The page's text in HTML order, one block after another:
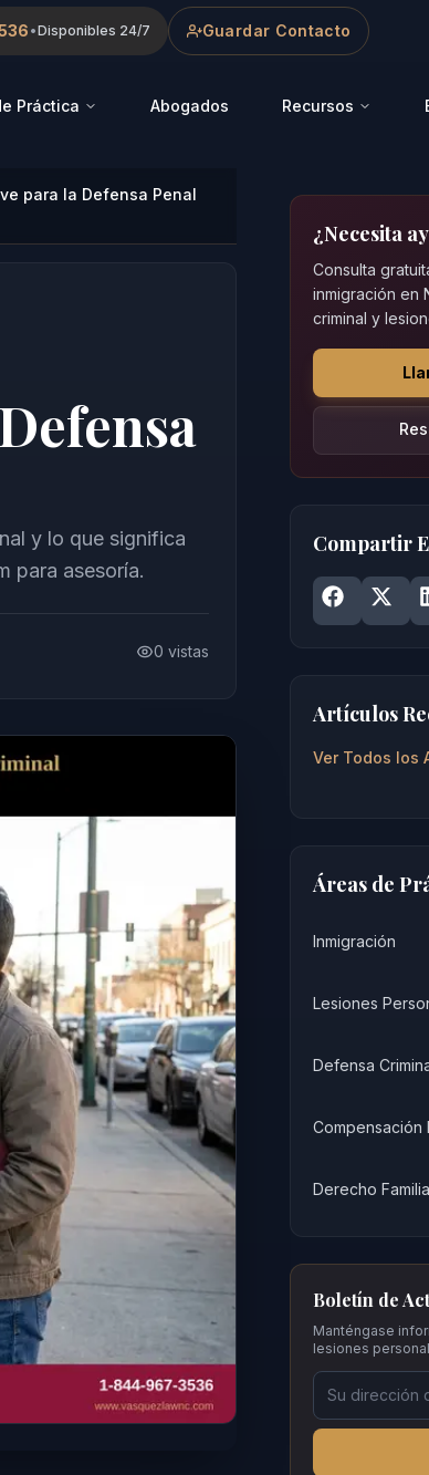
•Disponibles 24/7 Guardar Contacto
Práctica Abogados Recursos
para la Defensa Penal
y lo que significa
para asesoría.
0 vistas
¿Necesita
Consulta
inmigración en
criminal y
Compartir
Share on
Share
Artículos
Ver Todos los
Áreas de
Inmigración
Lesiones
Defensa
Compensación
Derecho
Boletín de
Manténgase
lesiones